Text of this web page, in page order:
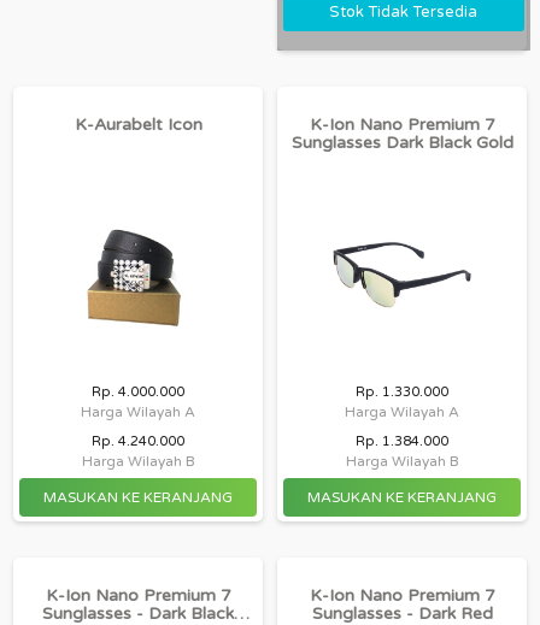
Stok Tidak Tersedia
Harga Wilayah B
K-Aurabelt Icon
Rp. 4.000.000
Harga Wilayah A
Rp. 4.240.000
Harga Wilayah B
K-Ion Nano Premium 7
Sunglasses Dark Black Gold
Rp. 1.330.000
Harga Wilayah A
Rp. 1.384.000
Harga Wilayah B
K-Ion Nano Premium 7
Sunglasses - Dark Black
K-Ion Nano Premium 7
Sunglasses - Dark Red